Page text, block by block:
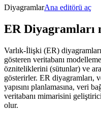
DiyagramlarAna editörü aç
ER Diyagramları
Varlık-İlişki (ER)
gösteren veritabanı
özniteliklerini (sütunlar) ve
gösterirler. ER diyagramları,
yapısını planlamasına, veri
veritabanı mimarisini
olur.